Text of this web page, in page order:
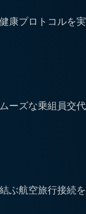
康プロトコルを実
ーズな乗組員交代
ぶ航空旅行接続を